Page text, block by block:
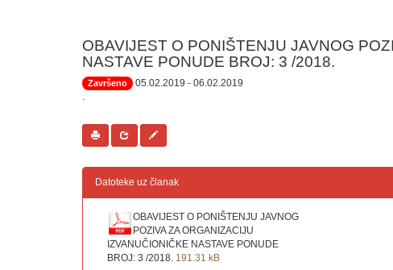
OBAVIJEST O PONIŠTENJU JAVNOG
NASTAVE PONUDE BROJ: 3 /2018.
Završeno 05.02.2019 - 06.02.2019
.
Datoteke uz članak
OBAVIJEST O PONIŠTENJU JAVNOG
POZIVA ZA ORGANIZACIJU
IZVANUČIONIČKE NASTAVE PONUDE
BROJ: 3 /2018. 191.31 kB